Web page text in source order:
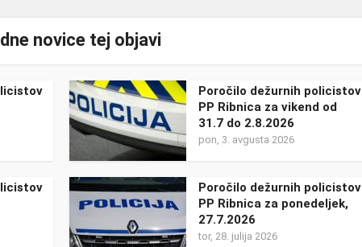
novice tej objavi
Poročilo dežurnih policistov
PP Ribnica za vikend od
31.7 do 2.8.2026
pon, 3. avgusta 2026
Poročilo dežurnih policistov
PP Ribnica za ponedeljek,
27.7.2026
tor, 28. julija 2026